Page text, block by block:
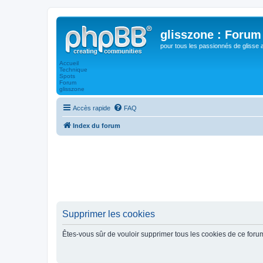
glisszone :
pour tous les passionnés de glisse
Accueil
Technique
Spots
Forum
glisszone
Accès rapide FAQ
Index du forum
Supprimer les cookies
Êtes-vous sûr de vouloir supprimer tous les cookies de ce